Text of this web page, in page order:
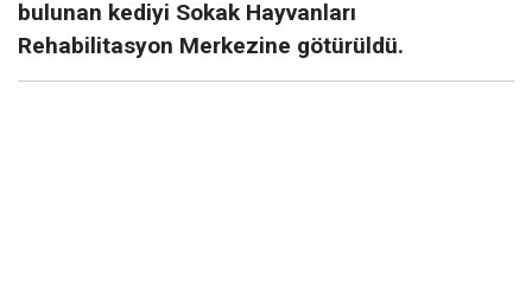
bulunan kediyi Sokak Hayvanları
Rehabilitasyon Merkezine götürüldü.